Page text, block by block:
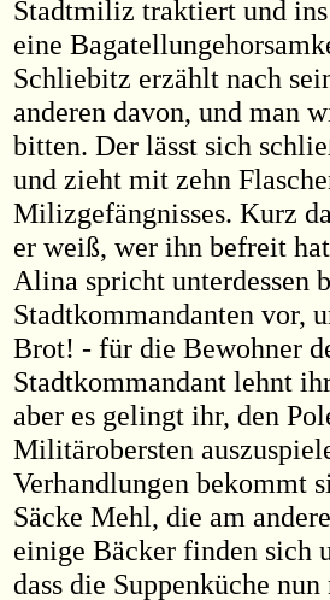
Stadtmiliz traktiert und
eine
Schliebitz erzählt nach
anderen davon, und man
bitten. Der lässt sich
und zieht mit zehn
Milizgefängnisses. Kurz
er weiß, wer ihn befreit
Alina spricht unterdessen
Stadtkommandanten vor,
Brot! - für die Bewohner
Stadtkommandant lehnt
aber es gelingt ihr, den
Militärobersten
Verhandlungen bekommt
Säcke Mehl, die am
einige Bäcker finden sich
dass die Suppenküche